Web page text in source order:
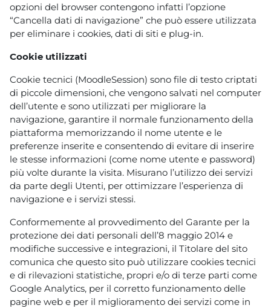
opzioni del browser contengono infatti l’opzione
“Cancella dati di navigazione” che può essere utilizzata
per eliminare i cookies, dati di siti e plug-in.
Cookie utilizzati
Cookie tecnici (MoodleSession) sono file di testo criptati
di piccole dimensioni, che vengono salvati nel computer
dell’utente e sono utilizzati per migliorare la
navigazione, garantire il normale funzionamento della
piattaforma memorizzando il nome utente e le
preferenze inserite e consentendo di evitare di inserire
le stesse informazioni (come nome utente e password)
più volte durante la visita. Misurano l’utilizzo dei servizi
da parte degli Utenti, per ottimizzare l’esperienza di
navigazione e i servizi stessi.
Conformemente al provvedimento del Garante per la
protezione dei dati personali dell’8 maggio 2014 e
modifiche successive e integrazioni, il Titolare del sito
comunica che questo sito può utilizzare cookies tecnici
e di rilevazioni statistiche, propri e/o di terze parti come
Google Analytics, per il corretto funzionamento delle
pagine web e per il miglioramento dei servizi come in